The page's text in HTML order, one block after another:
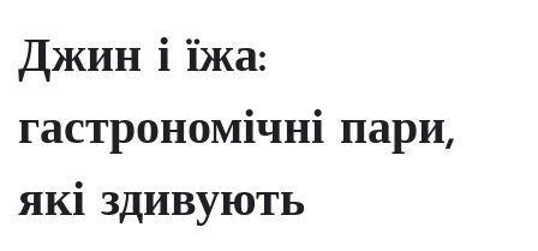
Джин і їжа:
гастрономічні пари,
які здивують